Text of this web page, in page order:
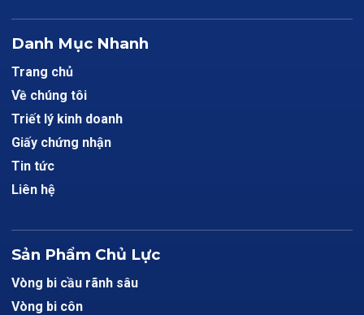
Danh Mục Nhanh
Trang chủ
Về chúng tôi
Triết lý kinh doanh
Giấy chứng nhận
Tin tức
Liên hệ
Sản Phẩm Chủ Lực
Vòng bi cầu rãnh sâu
Vòng bi côn